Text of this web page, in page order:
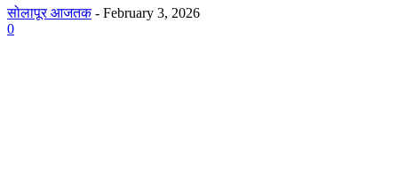
सोलापूर आजतक - February 3, 2026
0